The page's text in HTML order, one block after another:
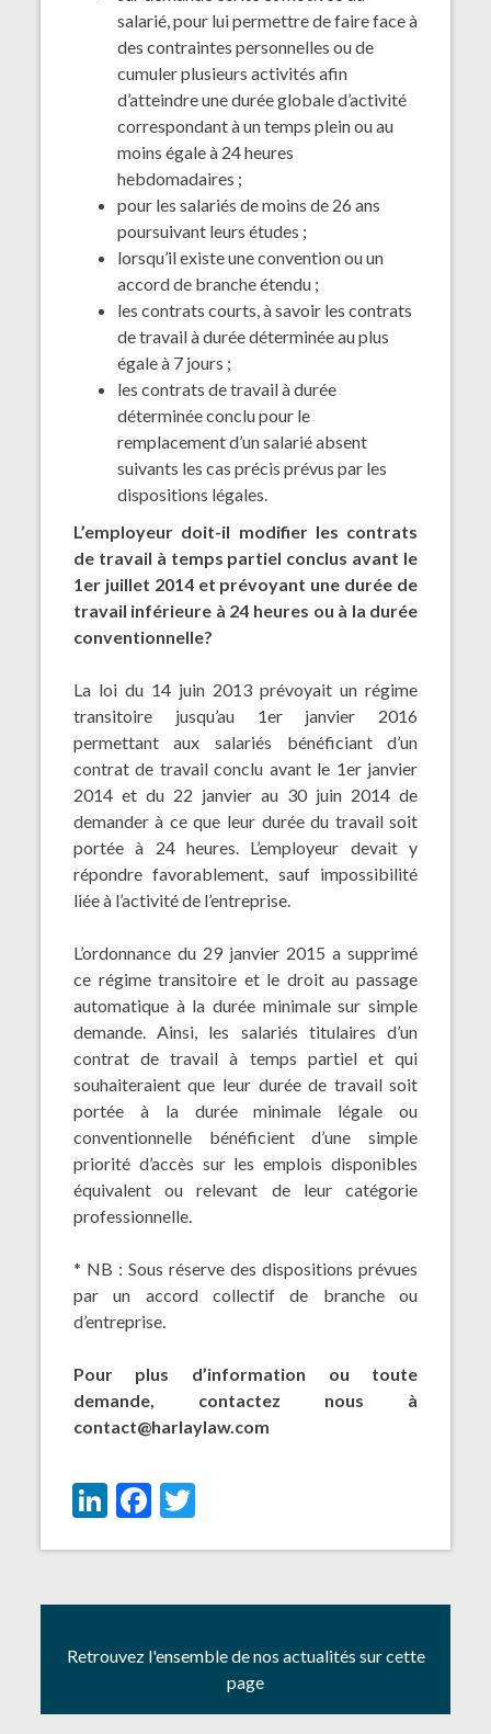
salarié, pour lui permettre de faire face à
des contraintes personnelles ou de
cumuler plusieurs activités afin
d’atteindre une durée globale d’activité
correspondant à un temps plein ou au
moins égale à 24 heures
hebdomadaires ;
pour les salariés de moins de 26 ans
poursuivant leurs études ;
lorsqu’il existe une convention ou un
accord de branche étendu ;
les contrats courts, à savoir les contrats
de travail à durée déterminée au plus
égale à 7 jours ;
les contrats de travail à durée
déterminée conclu pour le
remplacement d’un salarié absent
suivants les cas précis prévus par les
dispositions légales.
L’employeur doit-il modifier les contrats
de travail à temps partiel conclus avant le
1er juillet 2014 et prévoyant une durée de
travail inférieure à 24 heures ou à la durée
conventionnelle?
La loi du 14 juin 2013 prévoyait un régime
transitoire jusqu’au 1er janvier 2016
permettant aux salariés bénéficiant d’un
contrat de travail conclu avant le 1er janvier
2014 et du 22 janvier au 30 juin 2014 de
demander à ce que leur durée du travail soit
portée à 24 heures. L’employeur devait y
répondre favorablement, sauf impossibilité
liée à l’activité de l’entreprise.
L’ordonnance du 29 janvier 2015 a supprimé
ce régime transitoire et le droit au passage
automatique à la durée minimale sur simple
demande. Ainsi, les salariés titulaires d’un
contrat de travail à temps partiel et qui
souhaiteraient que leur durée de travail soit
portée à la durée minimale légale ou
conventionnelle bénéficient d’une simple
priorité d’accès sur les emplois disponibles
équivalent ou relevant de leur catégorie
professionnelle.
* NB : Sous réserve des dispositions prévues
par un accord collectif de branche ou
d’entreprise.
Pour plus d’information ou toute
demande, contactez nous à
contact@harlaylaw.com
LinkedIn
Facebook
Twitter
Retrouvez l'ensemble de nos actualités sur cette
page